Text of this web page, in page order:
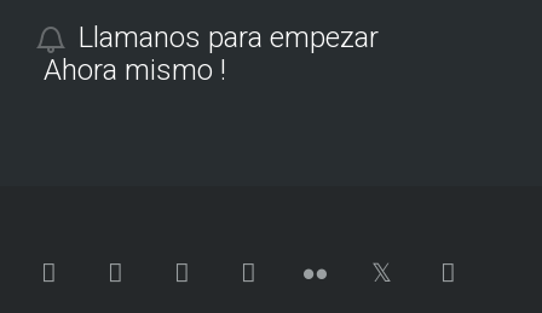
Llamanos para empezar
Ahora mismo !